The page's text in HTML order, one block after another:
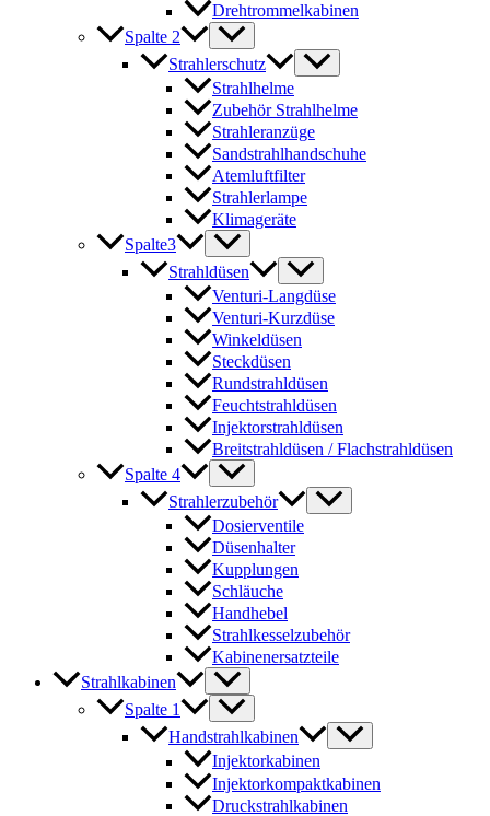
Drehtrommelkabinen
Spalte 2
Strahlerschutz
Strahlhelme
Zubehör Strahlhelme
Strahleranzüge
Sandstrahlhandschuhe
Atemluftfilter
Strahlerlampe
Klimageräte
Spalte3
Strahldüsen
Venturi-Langdüse
Venturi-Kurzdüse
Winkeldüsen
Steckdüsen
Rundstrahldüsen
Feuchtstrahldüsen
Injektorstrahldüsen
Breitstrahldüsen / Flachstrahldüsen
Spalte 4
Strahlerzubehör
Dosierventile
Düsenhalter
Kupplungen
Schläuche
Handhebel
Strahlkesselzubehör
Kabinenersatzteile
Strahlkabinen
Spalte 1
Handstrahlkabinen
Injektorkabinen
Injektorkompaktkabinen
Druckstrahlkabinen